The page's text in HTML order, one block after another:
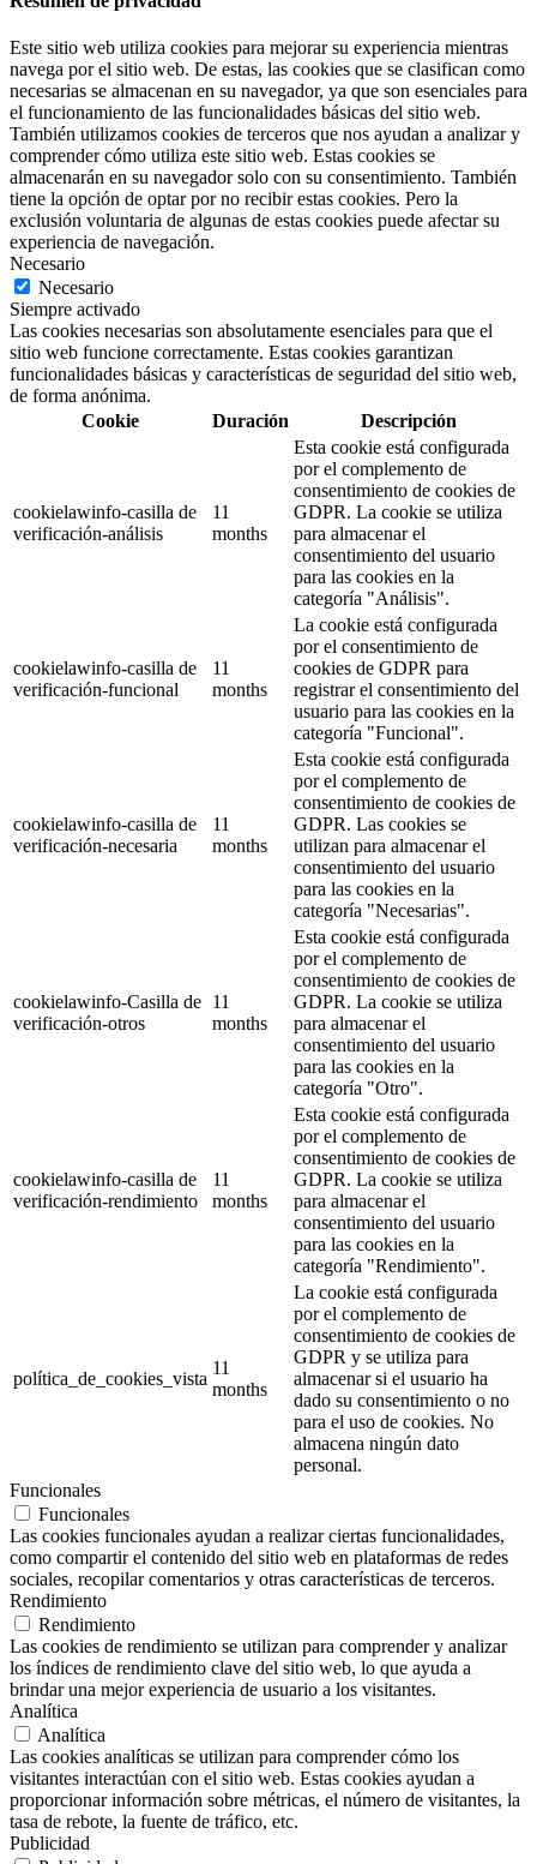
Este sitio web utiliza cookies para mejorar su experiencia mientras
navega por el sitio web. De estas, las cookies que se clasifican como
necesarias se almacenan en su navegador, ya que son esenciales para
el funcionamiento de las funcionalidades básicas del sitio web.
También utilizamos cookies de terceros que nos ayudan a analizar y
comprender cómo utiliza este sitio web. Estas cookies se
almacenarán en su navegador solo con su consentimiento. También
tiene la opción de optar por no recibir estas cookies. Pero la
exclusión voluntaria de algunas de estas cookies puede afectar su
experiencia de navegación.
Necesario
Necesario
Siempre activado
Las cookies necesarias son absolutamente esenciales para que el
sitio web funcione correctamente. Estas cookies garantizan
funcionalidades básicas y características de seguridad del sitio web,
de forma anónima.
Cookie
Duración Descripción
cookielawinfo-casilla de
verificación-análisis
11
months
Esta cookie está configurada
por el complemento de
consentimiento de cookies de
GDPR. La cookie se utiliza
para almacenar el
consentimiento del usuario
para las cookies en la
categoría "Análisis".
cookielawinfo-casilla de
verificación-funcional
11
months
La cookie está configurada
por el consentimiento de
cookies de GDPR para
registrar el consentimiento del
usuario para las cookies en la
categoría "Funcional".
cookielawinfo-casilla de
verificación-necesaria
11
months
Esta cookie está configurada
por el complemento de
consentimiento de cookies de
GDPR. Las cookies se
utilizan para almacenar el
consentimiento del usuario
para las cookies en la
categoría "Necesarias".
cookielawinfo-Casilla de
verificación-otros
11
months
Esta cookie está configurada
por el complemento de
consentimiento de cookies de
GDPR. La cookie se utiliza
para almacenar el
consentimiento del usuario
para las cookies en la
categoría "Otro".
cookielawinfo-casilla de
verificación-rendimiento
11
months
Esta cookie está configurada
por el complemento de
consentimiento de cookies de
GDPR. La cookie se utiliza
para almacenar el
consentimiento del usuario
para las cookies en la
categoría "Rendimiento".
política_de_cookies_vista
11
months
La cookie está configurada
por el complemento de
consentimiento de cookies de
GDPR y se utiliza para
almacenar si el usuario ha
dado su consentimiento o no
para el uso de cookies. No
almacena ningún dato
personal.
Funcionales
Funcionales
Las cookies funcionales ayudan a realizar ciertas funcionalidades,
como compartir el contenido del sitio web en plataformas de redes
sociales, recopilar comentarios y otras características de terceros.
Rendimiento
Rendimiento
Las cookies de rendimiento se utilizan para comprender y analizar
los índices de rendimiento clave del sitio web, lo que ayuda a
brindar una mejor experiencia de usuario a los visitantes.
Analítica
Analítica
Las cookies analíticas se utilizan para comprender cómo los
visitantes interactúan con el sitio web. Estas cookies ayudan a
proporcionar información sobre métricas, el número de visitantes, la
tasa de rebote, la fuente de tráfico, etc.
Publicidad